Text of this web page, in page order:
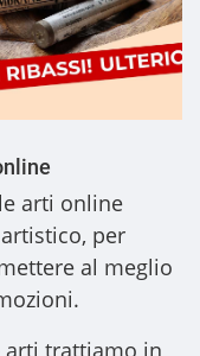
arti online
per
al meglio
arti trattiamo in